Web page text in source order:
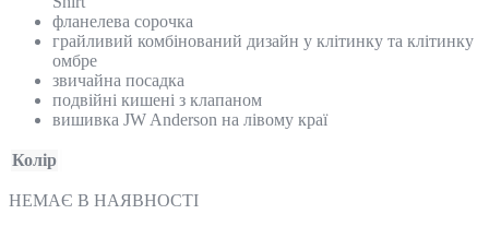
фланелева сорочка
грайливий комбінований дизайн у клітинку та клітинку
омбре
звичайна посадка
подвійні кишені з клапаном
вишивка JW Anderson на лівому краї
Колір
НЕМАЄ В НАЯВНОСТІ